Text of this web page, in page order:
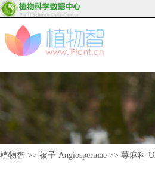
植物智 >> 被子 Angiospermae >> 荨麻科